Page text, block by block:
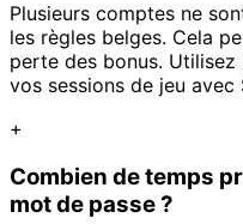
Plusieurs comptes ne
les règles belges. Cela
perte des bonus.
vos sessions de jeu avec
+
Combien de temps
mot de passe ?